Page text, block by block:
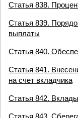
Статья 838.
Статья 839.
выплаты
Статья 840.
Статья 841.
на счет вкладчика
Статья 842.
Статья 843.